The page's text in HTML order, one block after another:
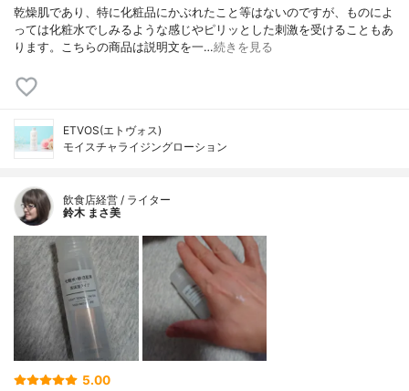
乾燥肌であり、特に化粧品にかぶれたこと等はないのですが、ものによ
っては化粧水でしみるような感じやピリッとした刺激を受けることもあ
ります。こちらの商品は説明文を一…続きを見る
ETVOS(エトヴォス)
モイスチャライジングローション
飲食店経営 / ライター
鈴木 まさ美
5.00